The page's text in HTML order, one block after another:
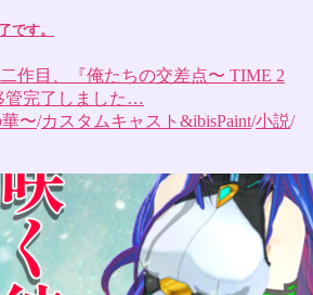
す。
作目、『俺たちの交差点〜 TIME 2
管完了しました…
〜/カスタムキャスト&ibisPaint/小説/